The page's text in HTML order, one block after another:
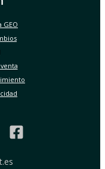
GEO